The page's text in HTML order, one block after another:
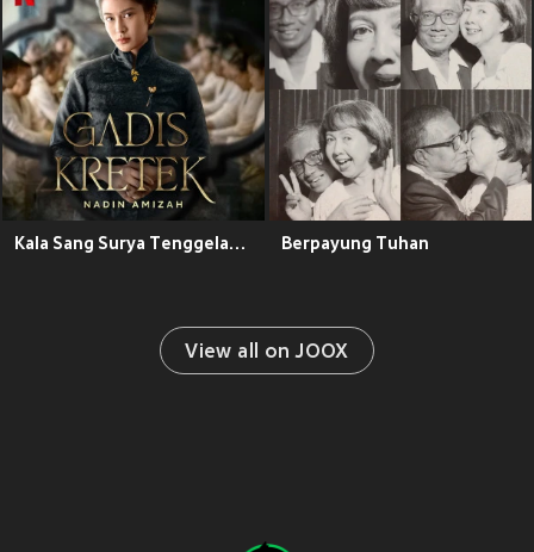
Kala Sang Surya Tenggelam (from the Netflix Series "Gadis Kretek") Berpayung Tuhan
View all on JOOX